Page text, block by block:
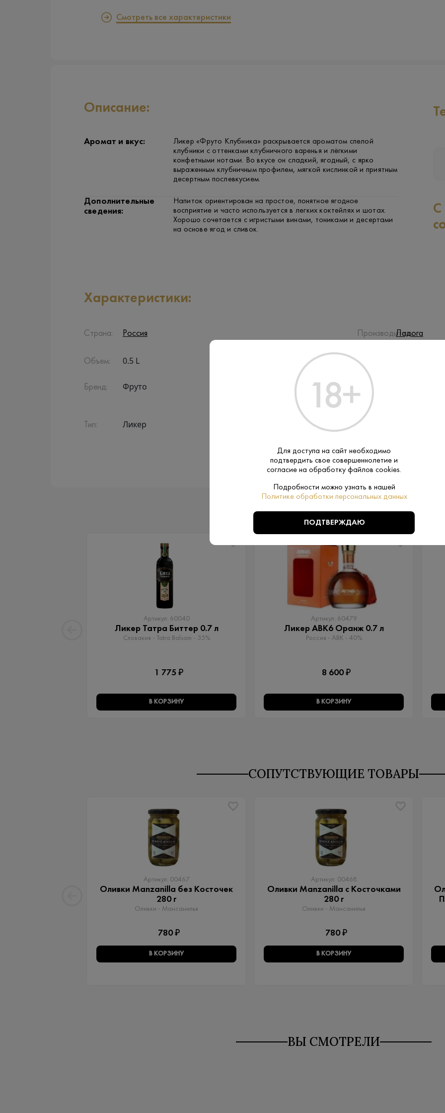
Смотреть все характеристики
Описание:
Аромат и вкус:
Ликер «Фруто Клубника» раскрывается ароматом спелой
клубники с оттенками клубничного варенья и лёгкими
конфетными нотами. Во вкусе он сладкий, ягодный, с ярко
выраженным клубничным профилем, мягкой кислинкой и приятным
десертным послевкусием.
Дополнительные
сведения:
Напиток ориентирован на простое, понятное ягодное
восприятие и часто используется в легких коктейлях и шотах.
Хорошо сочетается с игристыми винами, тониками и десертами
на основе ягод и сливок.
С
Характеристики:
Страна: Россия Производитель:
Ладога
Объем: 0.5 L Крепость:
Бренд: Фруто
Подарочная
упаковка:
Тип: Ликер
Температура
ПОХОЖИЕ
Артикул: 60040
Ликер Татра Биттер 0.7 л
Словакия - Tatra Balsam - 35%
1 775 ₽
В КОРЗИНУ
Артикул: 60479
Ликер АВК6 Оранж 0.7 л
Россия - АВК - 40%
8 600 ₽
В КОРЗИНУ
СОПУТСТВУЮЩИЕ ТОВАРЫ
Артикул: 00467
Оливки Manzanilla без Косточек
280 г
Оливки - Мансанилья
780 ₽
В КОРЗИНУ
Артикул: 00468
Оливки Manzanilla с Косточками
280 г
Оливки - Мансанилья
780 ₽
В КОРЗИНУ
ВЫ СМОТРЕЛИ
Для доступа на сайт необходимо
подтвердить свое совершеннолетие и
согласие на обработку файлов cookies.
Подробности можно узнать в нашей
Политике обработки персональных данных
ПОДТВЕРЖДАЮ